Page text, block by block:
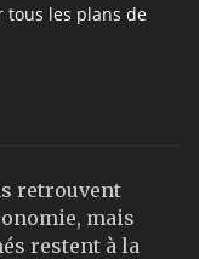
les plans de
retrouvent
mais
restent à la